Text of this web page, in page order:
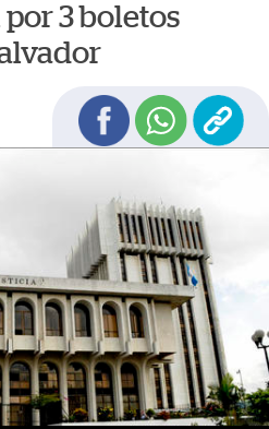
por 3 boletos